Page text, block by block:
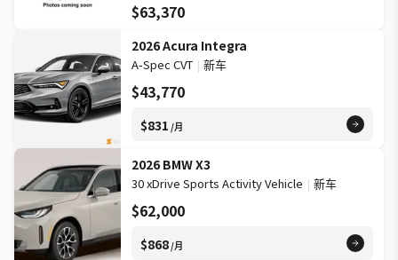
$63,370
2026 Acura Integra
A-Spec CVT | 新车
$43,770
$831 /月
2026 BMW X3
30 xDrive Sports Activity Vehicle | 新车
$62,000
$868/月